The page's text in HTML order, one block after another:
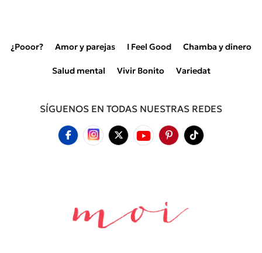
¿Pooor? Amor y parejas I Feel Good Chamba y dinero
Salud mental Vivir Bonito Variedat
SÍGUENOS EN TODAS NUESTRAS REDES